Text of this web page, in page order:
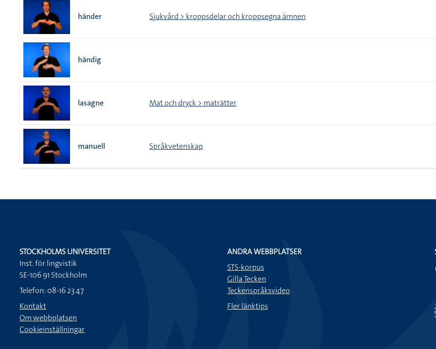
händer Sjukvård > kroppsdelar och kroppsegna ämnen
händig
lasagne Mat och dryck > maträtter
manuell Språkvetenskap
STOCKHOLMS UNIVERSITET
Inst. för lingvistik
SE-106 91 Stockholm
Telefon: 08-16 23 47
Kontakt
Om webbplatsen
Cookieinställningar
ANDRA WEBBPLATSER
STS-korpus
Gilla Tecken
Teckenspråksvideo
Fler länktips